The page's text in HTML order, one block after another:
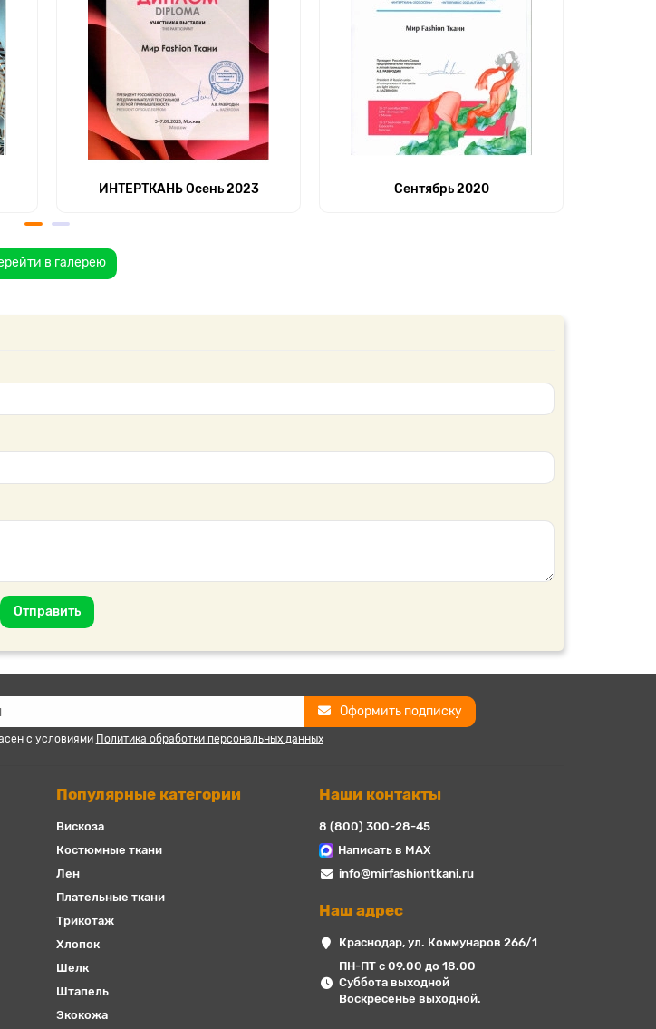
ИНТЕРТКАНЬ Осень 2023 Сентябрь 2020
в галерею
Отправить
Оформить подписку
с условиями Политика обработки персональных данных
Популярные категории
Вискоза
Костюмные ткани
Лен
Плательные ткани
Трикотаж
Хлопок
Шелк
Штапель
Экокожа
Наши контакты
8 (800) 300-28-45
Написать в MAX
info@mirfashiontkani.ru
Наш адрес
Краснодар, ул. Коммунаров 266/1
ПН-ПТ с 09.00 до 18.00
Суббота выходной
Воскресенье выходной.